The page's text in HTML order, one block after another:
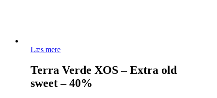
Læs mere
Terra Verde XOS – Extra old
sweet – 40%